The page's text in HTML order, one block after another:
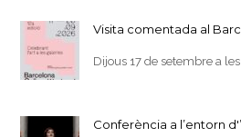
Visita comentada al
Dijous 17 de setembre a
Conferència a l’entorn